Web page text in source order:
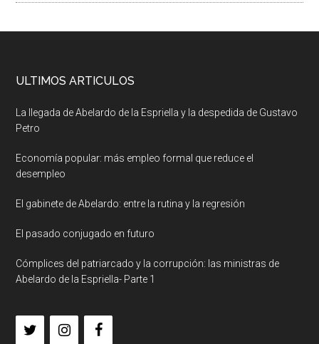
ULTIMOS ARTICULOS
La llegada de Abelardo de la Espriella y la despedida de Gustavo
Petro
Economía popular: más empleo formal que reduce el
desempleo
El gabinete de Abelardo: entre la rutina y la regresión
El pasado conjugado en futuro
Cómplices del patriarcado y la corrupción: las ministras de
Abelardo de la Espriella- Parte 1